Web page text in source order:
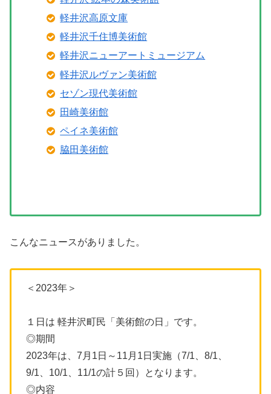
軽井沢高原文庫
軽井沢千住博美術館
軽井沢ニューアートミュージアム
軽井沢ルヴァン美術館
セゾン現代美術館
田崎美術館
ペイネ美術館
脇田美術館
こんなニュースがありました。
＜2023年＞
１日は 軽井沢町民「美術館の日」です。
◎期間
2023年は、7月1日～11月1日実施（7/1、8/1、
9/1、10/1、11/1の計５回）となります。
◎内容